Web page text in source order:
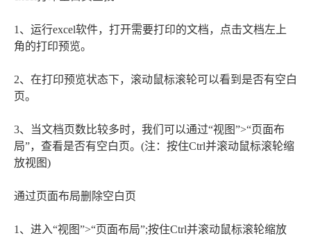
1、运行excel软件，打开需要打印的文档，点击文档左上
角的打印预览。
2、在打印预览状态下，滚动鼠标滚轮可以看到是否有空白
页。
3、当文档页数比较多时，我们可以通过“视图”>“页面布
局”，查看是否有空白页。(注：按住Ctrl并滚动鼠标滚轮缩
放视图)
通过页面布局删除空白页
1、进入“视图”>“页面布局”;按住Ctrl并滚动鼠标滚轮缩放